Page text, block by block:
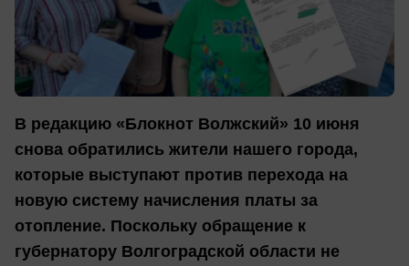
В редакцию «Блокнот Волжский» 10 июня
снова обратились жители нашего города,
которые выступают против перехода на
новую систему начисления платы за
отопление. Поскольку обращение к
губернатору Волгоградской области не